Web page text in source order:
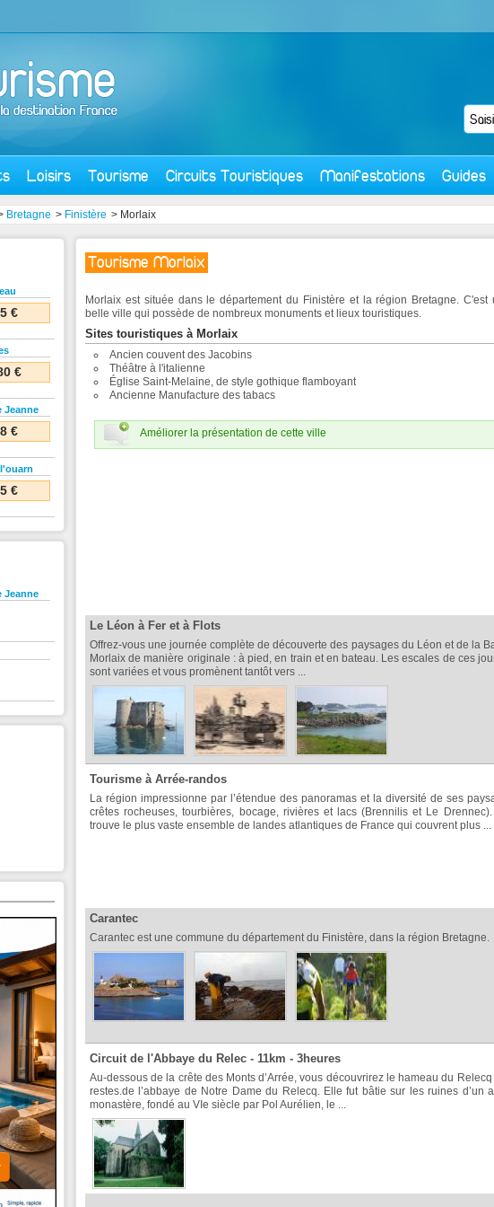
Loisirs Tourisme Circuits Touristiques Manifestations Guides
Bretagne > Finistère > Morlaix
Tourisme Morlaix
Morlaix est située dans le département du Finistère et la région Bretagne. C'est
belle ville qui possède de nombreux monuments et lieux touristiques.
Sites touristiques à Morlaix
Ancien couvent des Jacobins
Théâtre à l'italienne
Église Saint-Melaine, de style gothique flamboyant
Ancienne Manufacture des tabacs
Améliorer la présentation de cette ville
Le Léon à Fer et à Flots
Offrez-vous une journée complète de découverte des paysages du Léon et de la
Morlaix de manière originale : à pied, en train et en bateau. Les escales de ces
sont variées et vous promènent tantôt vers ...
Tourisme à Arrée-randos
La région impressionne par l’étendue des panoramas et la diversité de ses
crêtes rocheuses, tourbières, bocage, rivières et lacs (Brennilis et Le
trouve le plus vaste ensemble de landes atlantiques de France qui couvrent plus ...
Carantec
Carantec est une commune du département du Finistère, dans la région Bretagne.
Circuit de l'Abbaye du Relec - 11km - 3heures
Au-dessous de la crête des Monts d’Arrée, vous découvrirez le hameau du
restes.de l’abbaye de Notre Dame du Relecq. Elle fut bâtie sur les ruines d’un
monastère, fondé au VIe siècle par Pol Aurélien, le ...
€
€
Jeanne
€
€
Jeanne